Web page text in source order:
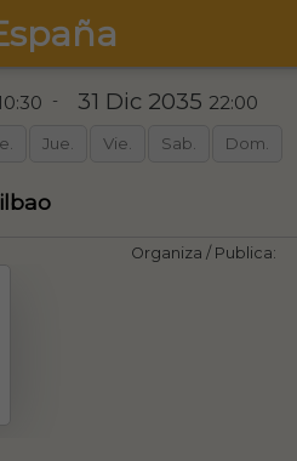
- 31 Dic 2035 22:00
Jue. Vie. Sab. Dom.
Organiza / Publica: